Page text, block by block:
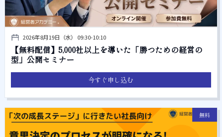
2026年8月19日（水） 09:30-10:10
【無料配信】5,000社以上を導いた「勝つための経営の
型」公開セミナー
今すぐ申し込む
無料